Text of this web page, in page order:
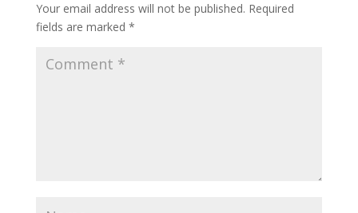
Your email address will not be published. Required
fields are marked *